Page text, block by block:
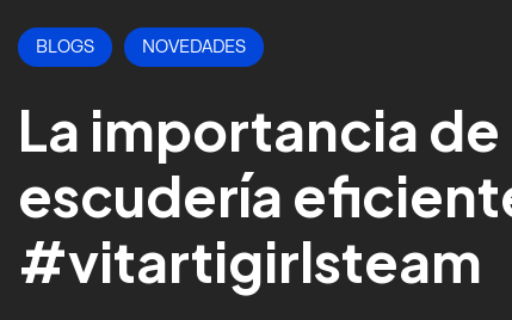
BLOGS NOVEDADES
La importancia de
escudería
#vitartigirlsteam